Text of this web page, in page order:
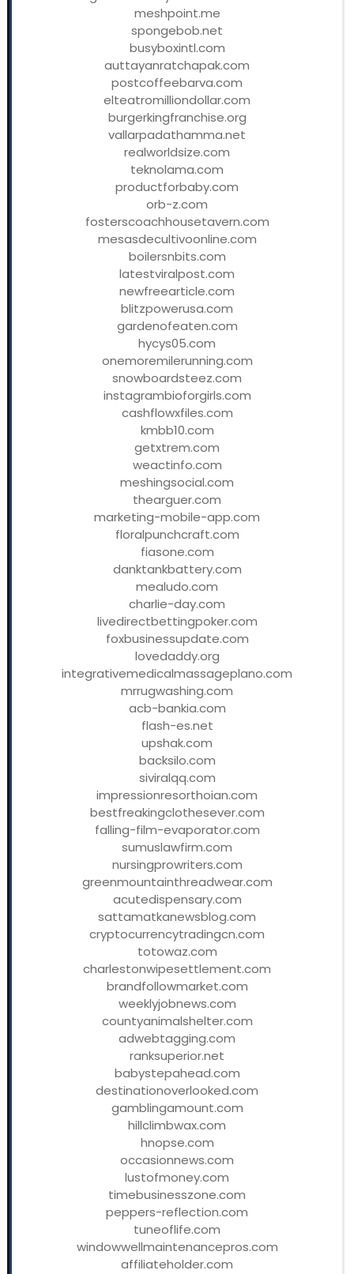
meshpoint.me
spongebob.net
busyboxintl.com
auttayanratchapak.com
postcoffeebarva.com
elteatromilliondollar.com
burgerkingfranchise.org
vallarpadathamma.net
realworldsize.com
teknolama.com
productforbaby.com
orb-z.com
fosterscoachhousetavern.com
mesasdecultivoonline.com
boilersnbits.com
latestviralpost.com
newfreearticle.com
blitzpowerusa.com
gardenofeaten.com
hycys05.com
onemoremilerunning.com
snowboardsteez.com
instagrambioforgirls.com
cashflowxfiles.com
kmbb10.com
getxtrem.com
weactinfo.com
meshingsocial.com
thearguer.com
marketing-mobile-app.com
floralpunchcraft.com
fiasone.com
danktankbattery.com
mealudo.com
charlie-day.com
livedirectbettingpoker.com
foxbusinessupdate.com
lovedaddy.org
integrativemedicalmassageplano.com
mrrugwashing.com
acb-bankia.com
flash-es.net
upshak.com
backsilo.com
siviralqq.com
impressionresorthoian.com
bestfreakingclothesever.com
falling-film-evaporator.com
sumuslawfirm.com
nursingprowriters.com
greenmountainthreadwear.com
acutedispensary.com
sattamatkanewsblog.com
cryptocurrencytradingcn.com
totowaz.com
charlestonwipesettlement.com
brandfollowmarket.com
weeklyjobnews.com
countyanimalshelter.com
adwebtagging.com
ranksuperior.net
babystepahead.com
destinationoverlooked.com
gamblingamount.com
hillclimbwax.com
hnopse.com
occasionnews.com
lustofmoney.com
timebusinesszone.com
peppers-reflection.com
tuneoflife.com
windowwellmaintenancepros.com
affiliateholder.com